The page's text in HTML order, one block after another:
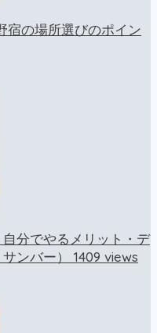
宿の場所選びのポイン
分でやるメリット・デ
ンバー） 1409 views